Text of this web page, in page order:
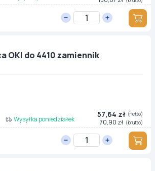
OKI do 4410 zamiennik
Wysyłka poniedziałek
57,64 zł (netto)
70,90 zł (brutto)